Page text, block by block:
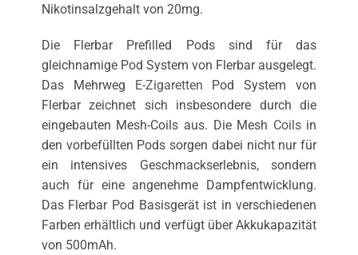
Nikotinsalzgehalt von 20mg.
Die Flerbar Prefilled Pods sind für das
gleichnamige Pod System von Flerbar ausgelegt.
Das Mehrweg
E-Zigaretten Pod System von
Flerbar zeichnet sich insbesondere durch die
eingebauten Mesh-Coils aus. Die Mesh Coilsin
den vorbefüllten Pods sorgen dabei nicht nur für
ein intensives Geschmackserlebnis, sondern
auch für eine angenehme Dampfentwicklung.
Das Flerbar Pod Basisgerät ist in verschiedenen
Farben erhältlich und verfügt über Akkukapazität
von 500mAh.